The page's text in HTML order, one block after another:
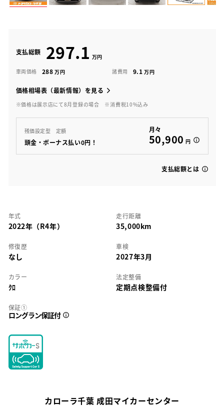
支払総額 297.1
車両価格 288 諸費用 9.1
価格相場表（最新情報）を見る
※価格は展示店にて8月登録の場合 ※消費税10%込み
残価設定型 定額
頭金・ボーナス払い0円！
月々
50,900 円
支払総額とは
年式
2022年（R4年）
走行距離
35,000km
修復歴
なし
車検
2027年3月
カラー
ｸﾛ
法定整備
定期点検整備付
保証①
ロングラン保証付
カローラ千葉 成田マイカーセンター